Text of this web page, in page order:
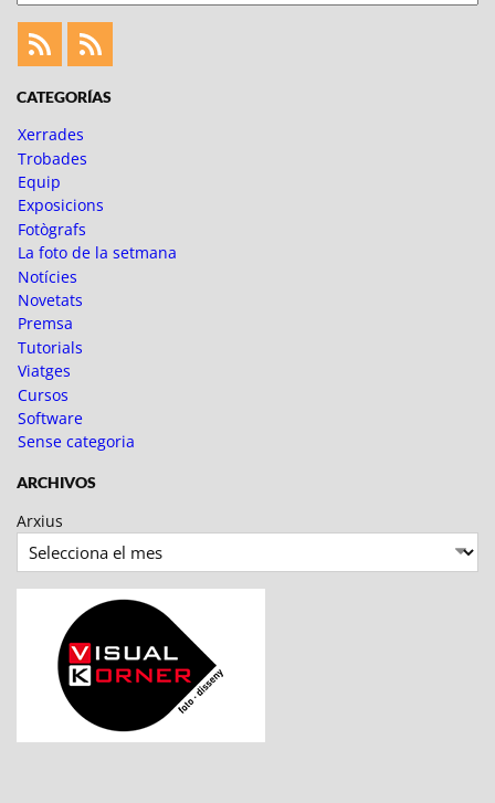
Feed
Feed
CATEGORÍAS
Xerrades
Trobades
Equip
Exposicions
Fotògrafs
La foto de la setmana
Notícies
Novetats
Premsa
Tutorials
Viatges
Cursos
Software
Sense categoria
ARCHIVOS
Arxius